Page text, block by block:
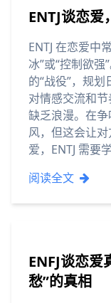
ENTJ谈恋
ENTJ 在恋爱中
冰”或“控制欲
的“战役”，规
对情感交流和
缺乏浪漫。在争
风，但这会让
爱，ENTJ 需要
阅读全文
ENFJ谈恋爱
愁”的真相